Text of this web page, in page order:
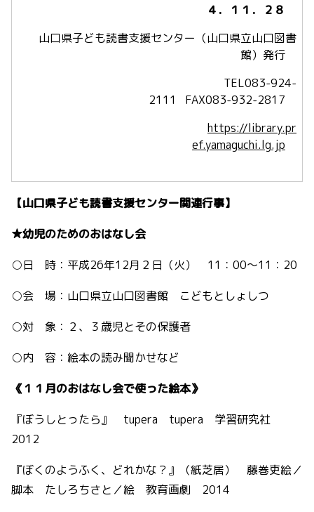
４．１１．２８
山口県子ども読書支援センター（山口県立山口図書
館）発行
TEL083-924-
2111 FAX083-932-2817
https://library.pr
ef.yamaguchi.lg.jp
【山口県子ども読書支援センター関連行事】
★幼児のためのおはなし会
○日 時：平成26年12月２日（火） 11：00～11：20
○会 場：山口県立山口図書館 こどもとしょしつ
○対 象：２、３歳児とその保護者
○内 容：絵本の読み聞かせなど
《１１月のおはなし会で使った絵本》
『ぼうしとったら』 tupera tupera 学習研究社
2012
『ぼくのようふく、どれかな？』（紙芝居） 藤巻吏絵／
脚本 たしろちさと／絵 教育画劇 2014